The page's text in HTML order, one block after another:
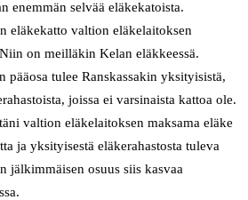
enemmän selvää eläkekatoista.
eläkekatto valtion eläkelaitoksen
on meilläkin Kelan eläkkeessä.
tulee Ranskassakin yksityisistä,
joissa ei varsinaista kattoa ole.
valtion eläkelaitoksen maksama eläke
ja yksityisestä eläkerahastosta tuleva
jälkimmäisen osuus siis kasvaa